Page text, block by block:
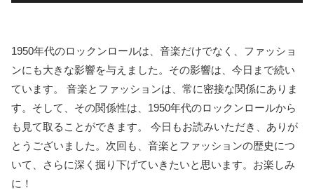
1950年代のロックンロールは、音楽だけでなく、ファッショ
ンにも大きな影響を与えました。その影響は、今日まで続い
ています。 音楽とファッションは、常に密接な関係にありま
す。そして、その関係性は、1950年代のロックンロールから
も見て取ることができます。 今日もお読みいただき、ありが
とうございました。次回も、音楽とファッションの歴史につ
いて、さらに深く掘り下げていきたいと思います。お楽しみ
に！